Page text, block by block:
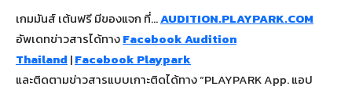
เกมมันส์ เต้นฟรี มีของแจก ที่…AUDITION.PLAYPARK.COM
อัพเดทข่าวสารได้ทางFacebook Audition
Thailand |Facebook Playpark
และติดตามข่าวสารแบบเกาะติดได้ทาง “PLAYPARK App. แอป